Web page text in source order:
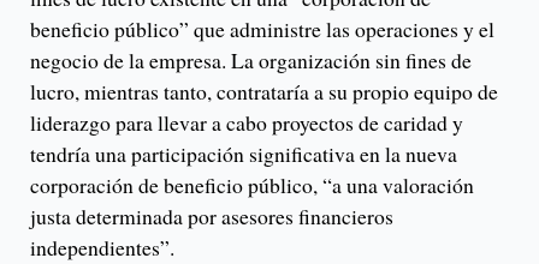
beneficio público” que administre las operaciones y el
negocio de la empresa. La organización sin fines de
lucro, mientras tanto, contrataría a su propio equipo de
liderazgo para llevar a cabo proyectos de caridad y
tendría una participación significativa en la nueva
corporación de beneficio público, “a una valoración
justa determinada por asesores financieros
independientes”.